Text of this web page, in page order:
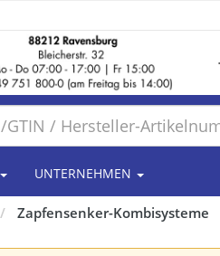
UNTERNEHMEN
Zapfensenker-Kombisysteme